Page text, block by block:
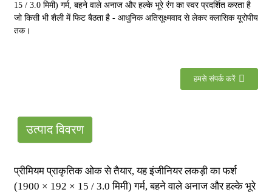
15 / 3.0 मिमी) गर्म, बहने वाले अनाज और हल्के भूरे रंग का स्वर प्रदर्शित करता है
जो किसी भी शैली में फिट बैठता है - आधुनिक अतिसूक्ष्मवाद से लेकर क्लासिक यूरोपीय
तक।
हमसे संपर्क करें
उत्पाद विवरण
प्रीमियम प्राकृतिक ओक से तैयार, यह इंजीनियर लकड़ी का फर्श
(1900 × 192 × 15 / 3.0 मिमी) गर्म, बहने वाले अनाज और हल्के भूरे